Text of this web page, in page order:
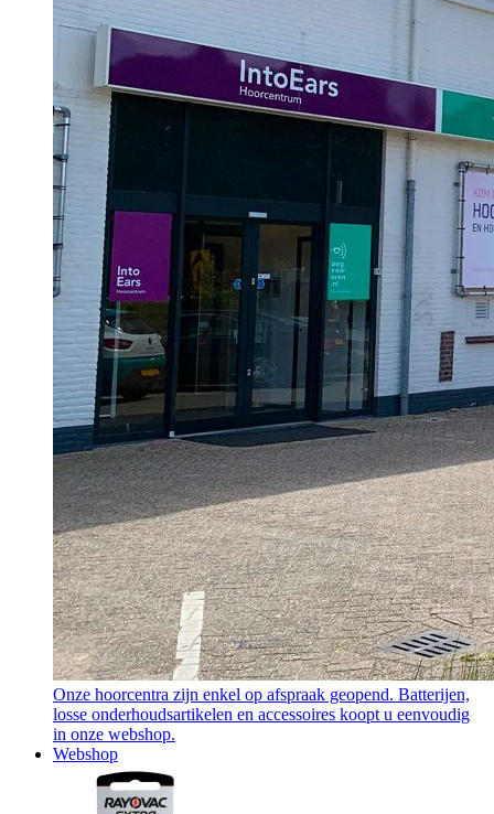
Onze hoorcentra zijn enkel op afspraak geopend. Batterijen,
losse onderhoudsartikelen en accessoires koopt u eenvoudig
in onze webshop.
Webshop